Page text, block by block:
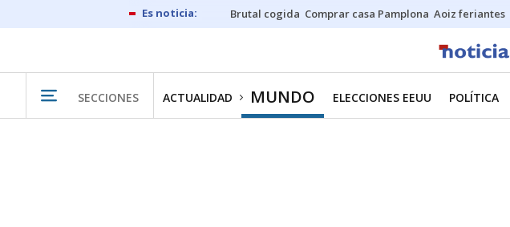
Brutal cogida Comprar casa Pamplona Aoiz feriantes
SECCIONES ACTUALIDAD MUNDO ELECCIONES EEUU POLÍTICA